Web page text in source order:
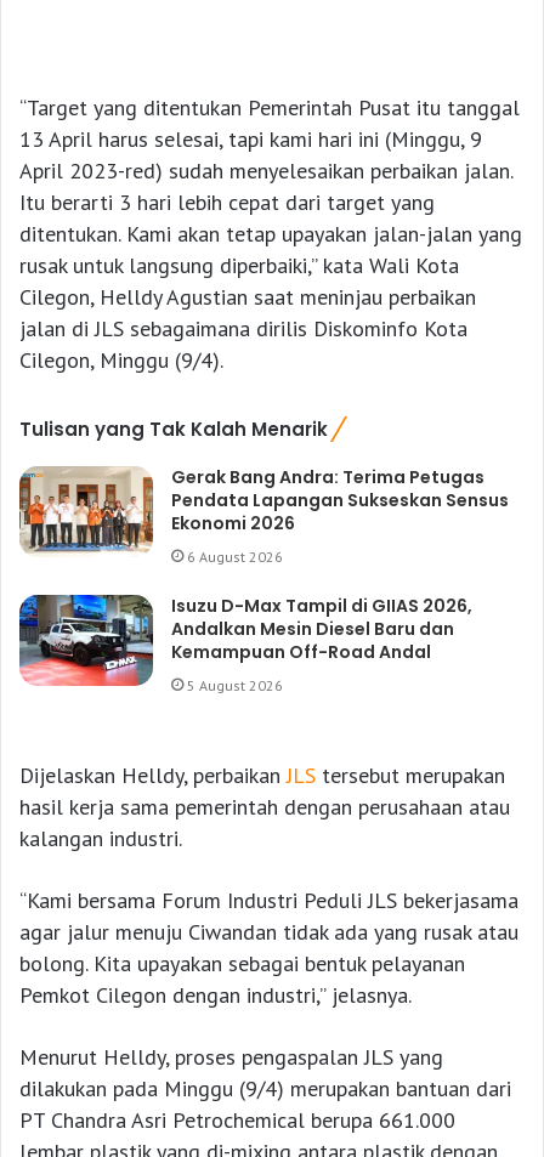
“Target yang ditentukan Pemerintah Pusat itu tanggal
13 April harus selesai, tapi kami hari ini (Minggu, 9
April 2023-red) sudah menyelesaikan perbaikan jalan.
Itu berarti 3 hari lebih cepat dari target yang
ditentukan. Kami akan tetap upayakan jalan-jalan yang
rusak untuk langsung diperbaiki,” kata Wali Kota
Cilegon, Helldy Agustian saat meninjau perbaikan
jalan di JLS sebagaimana dirilis Diskominfo Kota
Cilegon, Minggu (9/4).
Tulisan yang Tak Kalah Menarik
Gerak Bang Andra: Terima Petugas
Pendata Lapangan Sukseskan Sensus
Ekonomi 2026
6 August 2026
Isuzu D-Max Tampil di GIIAS 2026,
Andalkan Mesin Diesel Baru dan
Kemampuan Off-Road Andal
5 August 2026
Dijelaskan Helldy, perbaikanJLS tersebut merupakan
hasil kerja sama pemerintah dengan perusahaan atau
kalangan industri.
“Kami bersama Forum Industri Peduli JLS bekerjasama
agar jalur menuju Ciwandan tidak ada yang rusak atau
bolong. Kita upayakan sebagai bentuk pelayanan
Pemkot Cilegon dengan industri,” jelasnya.
Menurut Helldy, proses pengaspalan JLS yang
dilakukan pada Minggu (9/4) merupakan bantuan dari
PT Chandra Asri Petrochemical berupa 661.000
lembar plastik yang di-mixing antara plastik dengan